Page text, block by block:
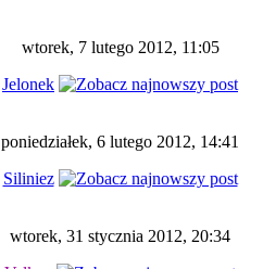
wtorek, 7 lutego 2012, 11:05
Jelonek
poniedziałek, 6 lutego 2012, 14:41
Siliniez
wtorek, 31 stycznia 2012, 20:34